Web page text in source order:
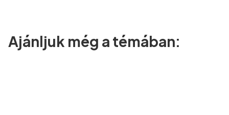
Ajánljuk még a témában: